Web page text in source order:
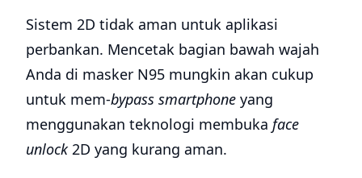
Sistem 2D tidak aman untuk aplikasi
perbankan. Mencetak bagian bawah wajah
Anda di masker N95 mungkin akan cukup
untuk mem-bypass smartphone yang
menggunakan teknologi membuka face
unlock2D yang kurang aman.